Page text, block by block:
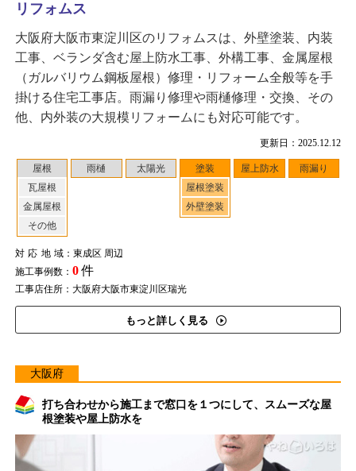
更新日：2025.12.12
屋根
瓦屋根
金属屋根
その他
雨樋 太陽光
塗装
屋根塗装
外壁塗装
屋上防水 雨漏り
対応地域：東成区 周辺
施工事例数： 0件
工事店住所：大阪府大阪市東淀川区瑞光
もっと詳しく見る
リフォムス
大阪府大阪市東淀川区のリフォムスは、外壁塗装、内装
工事、ベランダ含む屋上防水工事、外構工事、金属屋根
（ガルバリウム鋼板屋根）修理・リフォーム全般等を手
掛ける住宅工事店。雨漏り修理や雨樋修理・交換、その
他、内外装の大規模リフォームにも対応可能です。
大阪府
打ち合わせから施工まで窓口を１つにして、スムーズな屋
根塗装や屋上防水を